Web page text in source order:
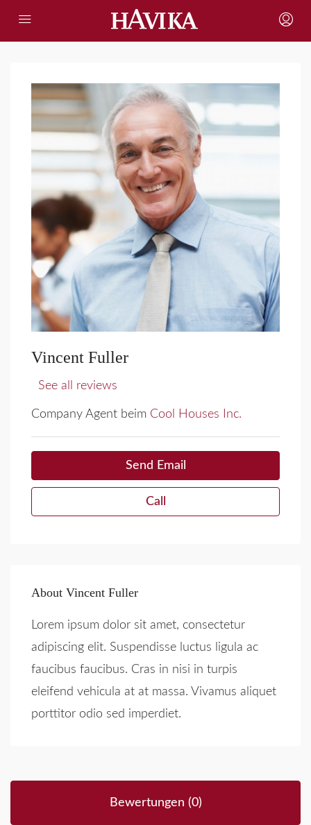
Vincent Fuller
See all reviews
Company Agent beim Cool Houses Inc.
Send Email
Call
About Vincent Fuller
Lorem ipsum dolor sit amet, consectetur
adipiscing elit. Suspendisse luctus ligula ac
faucibus faucibus. Cras in nisi in turpis
eleifend vehicula at at massa. Vivamus aliquet
porttitor odio sed imperdiet.
Bewertungen (0)